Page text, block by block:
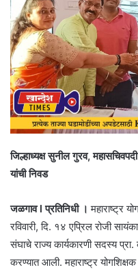
जिल्हाध्यक्ष सुनील गुरव,
यांची निवड
जळगाव l प्रतिनिधी । महाराष्ट्र
रविवारी, दि. १४ एप्रिल रोजी
संघाचे राज्य कार्यकारणी सदस्य प्रा.
करण्यात आली. महाराष्ट्र